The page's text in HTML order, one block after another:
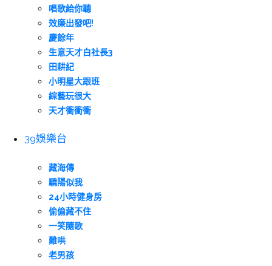
唱歌給你聽
效廉出發吧!
慶餘年
生意天才白社長3
田耕紀
小明星大跟班
綜藝玩很大
天才衝衝衝
39娛樂台
藏海傳
驕陽似我
24小時健身房
偷偷藏不住
一笑隨歌
難哄
老男孩